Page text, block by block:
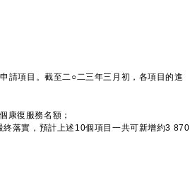
請項目。截至二○二三年三月初，各項目的進
康復服務名額；
終落實，預計上述10個項目一共可新增約3 870